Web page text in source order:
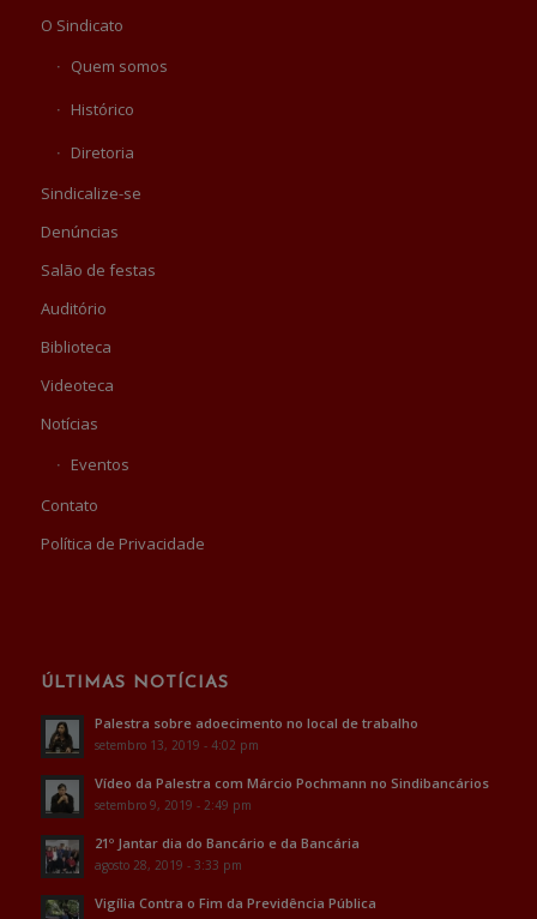
O Sindicato
Quem somos
Histórico
Diretoria
Sindicalize-se
Denúncias
Salão de festas
Auditório
Biblioteca
Videoteca
Notícias
Eventos
Contato
Política de Privacidade
ÚLTIMAS NOTÍCIAS
Palestra sobre adoecimento no local de trabalho
setembro 13, 2019 - 4:02 pm
Vídeo da Palestra com Márcio Pochmann no Sindibancários
setembro 9, 2019 - 2:49 pm
21º Jantar dia do Bancário e da Bancária
agosto 28, 2019 - 3:33 pm
Vigília Contra o Fim da Previdência Pública